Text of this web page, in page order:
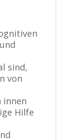
sind,
von
innen
Hilfe